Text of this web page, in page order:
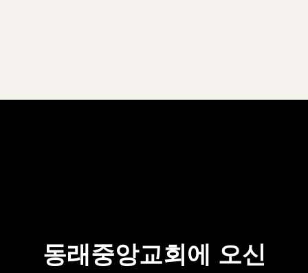
동래중앙교회에 오신